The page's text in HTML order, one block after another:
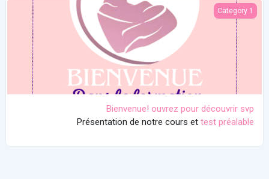
Bienvenue! ouvrez pour découvrir svp
Category 1
Bienvenue! ouvrez pour découvrir svp
Présentation de notre cours et test préalable